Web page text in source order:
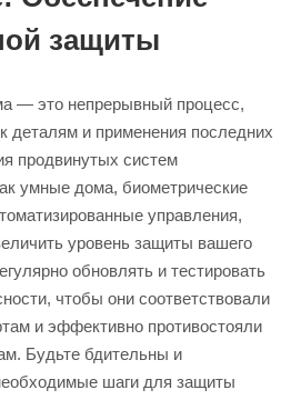
защиты
— это непрерывный процесс,
деталям и применения последних
продвинутых систем
умные дома, биометрические
управления,
уровень защиты вашего
обновлять и тестировать
чтобы они соответствовали
и эффективно противостояли
Будьте бдительны и
шаги для защиты